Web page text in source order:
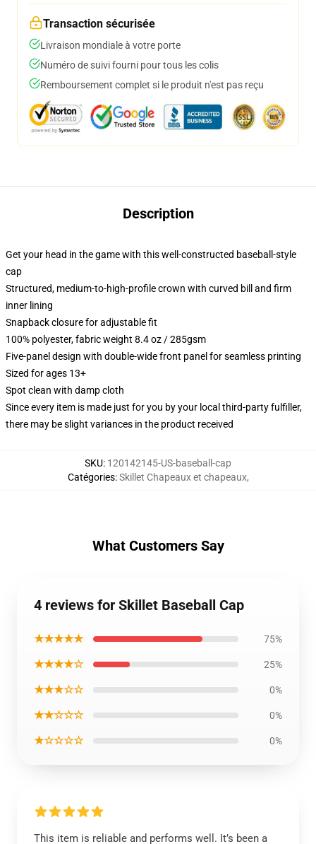
Transaction sécurisée
Livraison mondiale à votre porte
Numéro de suivi fourni pour tous les colis
Remboursement complet si le produit n'est pas reçu
Description
Get your head in the game with this well-constructed baseball-style
cap
Structured, medium-to-high-profile crown with curved bill and firm
inner lining
Snapback closure for adjustable fit
100% polyester, fabric weight 8.4 oz / 285gsm
Five-panel design with double-wide front panel for seamless printing
Sized for ages 13+
Spot clean with damp cloth
Since every item is made just for you by your local third-party fulfiller,
there may be slight variances in the product received
SKU: 120142145-US-baseball-cap
Catégories:Skillet Chapeaux et chapeaux,
What Customers Say
4 reviews for Skillet Baseball Cap
★★★★★ 75%
★★★★☆ 25%
★★★☆☆ 0%
★★☆☆☆ 0%
★☆☆☆☆ 0%
This item is reliable and performs well. It’s been a